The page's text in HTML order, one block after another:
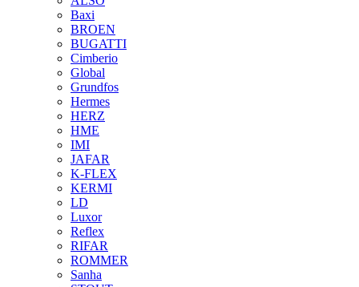
Baxi
BROEN
BUGATTI
Cimberio
Global
Grundfos
Hermes
HERZ
HME
IMI
JAFAR
K-FLEX
KERMI
LD
Luxor
Reflex
RIFAR
ROMMER
Sanha